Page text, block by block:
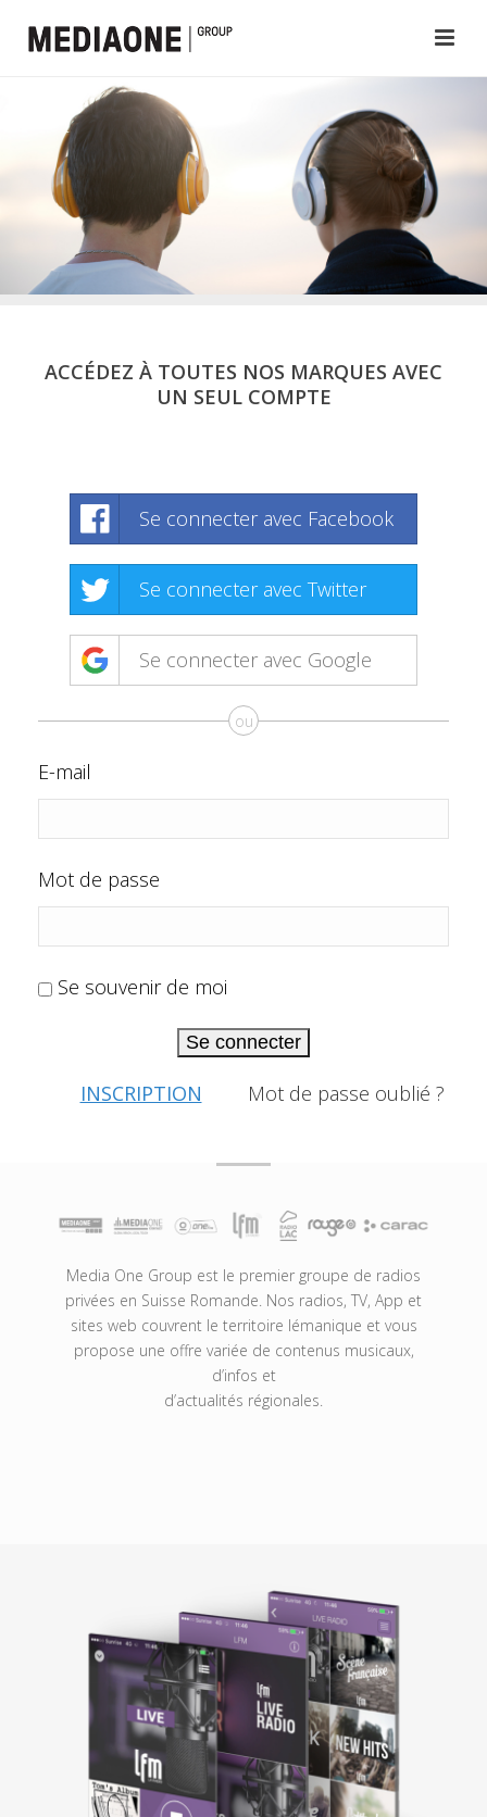
ACCÉDEZ À TOUTES NOS MARQUES AVEC
UN SEUL COMPTE
Se connecter avec Facebook
Se connecter avec Twitter
Se connecter avec Google
ou
E-mail
Mot de passe
Se souvenir de moi
Se connecter
INSCRIPTION Mot de passe oublié ?
Media One Group est le premier groupe de radios
privées en Suisse Romande. Nos radios, TV, App et
sites web couvrent le territoire lémanique et vous
propose une offre variée de contenus musicaux,
d’infos et
d’actualités régionales.